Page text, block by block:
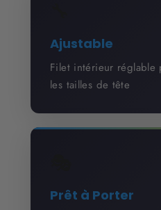
Ajustable
Filet intérieur réglable
les tailles de tête
Prêt à Porter